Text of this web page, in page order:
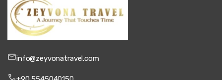
info@zeyvonatravel.com